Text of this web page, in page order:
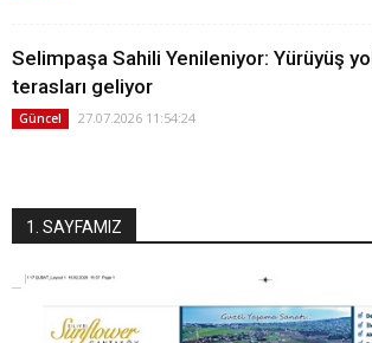
Selimpaşa Sahili Yenileniyor: Yürüyüş
terasları geliyor
Güncel 27.07.2026 11:54:24
1. SAYFAMIZ